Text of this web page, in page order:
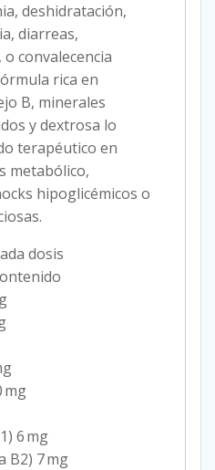
deshidratación,
diarreas,
convalecencia
rica en
B, minerales
y dextrosa lo
terapéutico en
metabólico,
hipoglicémicos o
dosis
mg
6 mg
B2) 7 mg